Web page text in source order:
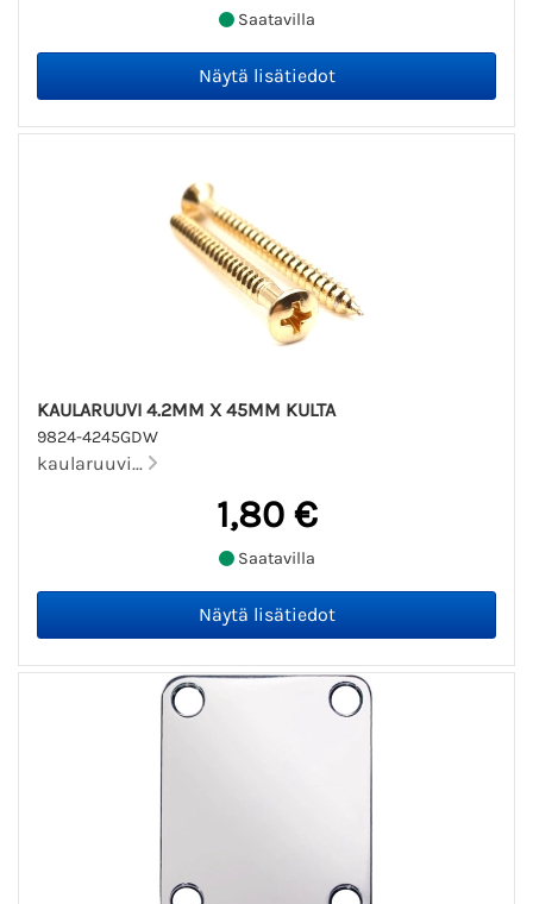
Saatavilla
KAULARUUVI 4.2MM X 45MM KULTA
9824-4245GDW
kaularuuvi...
1,80 €
Saatavilla